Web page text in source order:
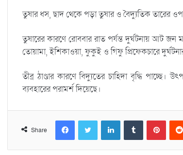
তুষার ধস, ছাদ থেকে পড়া তুষার ও বৈদ্যুতিক তারের
তুষারের কারণে রোববার রাত পর্যন্ত দুর্ঘটনায় আট
তোয়ামা, ইশিকাওয়া, ফুকুই ও গিফু প্রিফেকচারে
তীব্র ঠাণ্ডার কারণে বিদ্যুতের চাহিদা বৃদ্ধি
ব্যবহারের পরামর্শ দিয়েছে।
Share